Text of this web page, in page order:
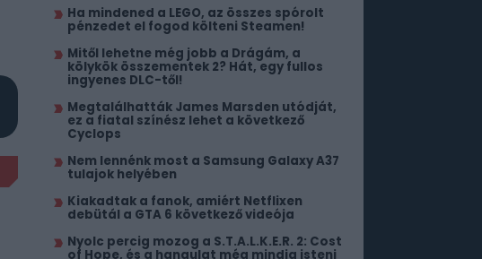
Ha mindened a LEGO, az összes spórolt
pénzedet el fogod költeni Steamen!
Mitől lehetne még jobb a Drágám, a
kölykök összementek 2? Hát, egy fullos
ingyenes DLC-től!
Megtalálhatták James Marsden utódját,
ez a fiatal színész lehet a következő
Cyclops
Nem lennénk most a Samsung Galaxy A37
tulajok helyében
Kiakadtak a fanok, amiért Netflixen
debütál a GTA 6 következő videója
Nyolc percig mozog a S.T.A.L.K.E.R. 2: Cost
of Hope, és a hangulat még mindig isteni